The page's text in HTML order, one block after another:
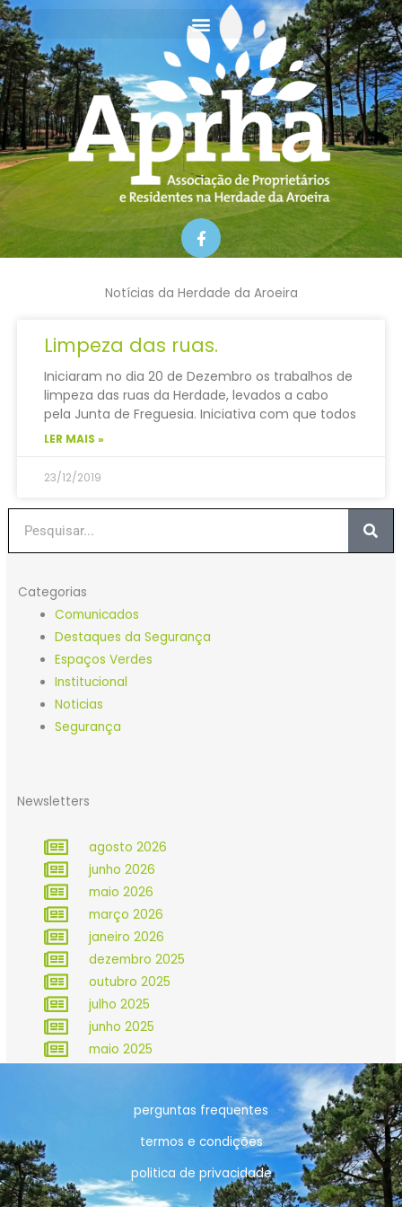
Skip
to
content
F
a
c
b
o
-
Notícias da Herdade da Aroeira
Limpeza das ruas.
Iniciaram no dia 20 de Dezembro os trabalhos de
limpeza das ruas da Herdade, levados a cabo
pela Junta de Freguesia. Iniciativa com que todos
LER MAIS »
23/12/2019
Categorias
Comunicados
Destaques da Segurança
Espaços Verdes
Institucional
Noticias
Segurança
Newsletters
agosto 2026
junho 2026
maio 2026
março 2026
janeiro 2026
dezembro 2025
outubro 2025
julho 2025
junho 2025
maio 2025
perguntas frequentes
termos e condições
politica de privacidade